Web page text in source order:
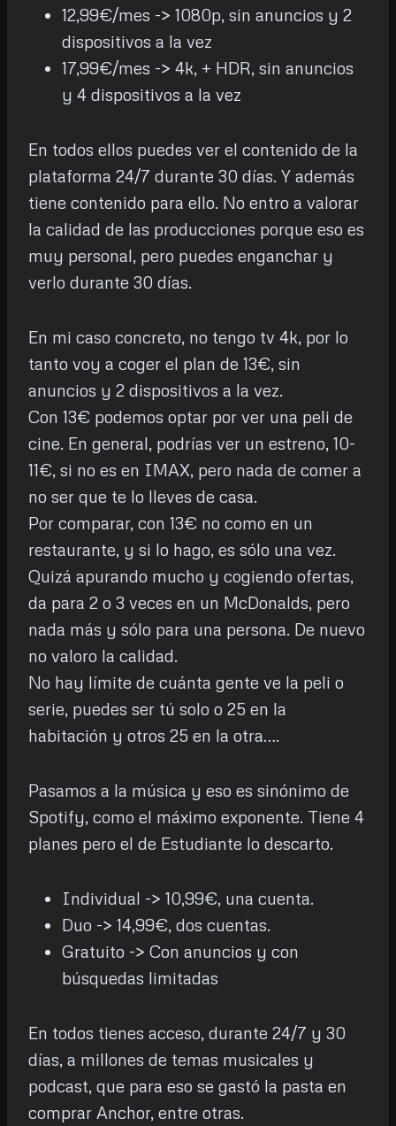
12,99€/mes -> 1080p, sin anuncios y 2
dispositivos a la vez
17,99€/mes -> 4k, + HDR, sin anuncios
y 4 dispositivos a la vez
En todos ellos puedes ver el contenido de la
plataforma 24/7 durante 30 días. Y además
tiene contenido para ello. No entro a valorar
la calidad de las producciones porque eso es
muy personal, pero puedes enganchar y
verlo durante 30 días.
En mi caso concreto, no tengo tv 4k, por lo
tanto voy a coger el plan de 13€, sin
anuncios y 2 dispositivos a la vez.
Con 13€ podemos optar por ver una peli de
cine. En general, podrías ver un estreno, 10-
11€, si no es en IMAX, pero nada de comer a
no ser que te lo lleves de casa.
Por comparar, con 13€ no como en un
restaurante, y si lo hago, es sólo una vez.
Quizá apurando mucho y cogiendo ofertas,
da para 2 o 3 veces en un McDonalds, pero
nada más y sólo para una persona. De nuevo
no valoro la calidad.
No hay límite de cuánta gente ve la peli o
serie, puedes ser tú solo o 25 en la
habitación y otros 25 en la otra….
Pasamos a la música y eso es sinónimo de
Spotify, como el máximo exponente. Tiene 4
planes pero el de Estudiante lo descarto.
Individual -> 10,99€, una cuenta.
Duo -> 14,99€, dos cuentas.
Gratuito -> Con anuncios y con
búsquedas limitadas
En todos tienes acceso, durante 24/7 y 30
días, a millones de temas musicales y
podcast, que para eso se gastó la pasta en
comprar Anchor, entre otras.